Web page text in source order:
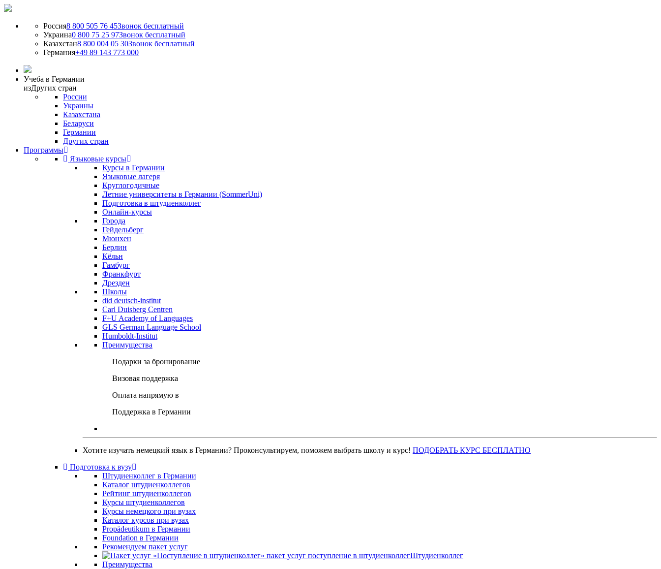
Россия8 800 505 76 45Звонок бесплатный
Украина0 800 75 25 97Звонок бесплатный
Казахстан8 800 004 05 30Звонок бесплатный
Германия+49 89 143 773 000
Учеба в Германии
изДругих стран
России
Украины
Казахстана
Беларуси
Германии
Других стран
Программы
Языковые курсы
Курсы в Германии
Языковые лагеря
Круглогодичные
Летние университеты в Германии (SommerUni)
Подготовка в штудиенколлег
Онлайн-курсы
Города
Гейдельберг
Мюнхен
Берлин
Кёльн
Гамбург
Франкфурт
Дрезден
Школы
did deutsch-institut
Carl Duisberg Centren
F+U Academy of Languages
GLS German Language School
Humboldt-Institut
Преимущества
Подарки за бронирование
Визовая поддержка
Оплата напрямую в
Поддержка в Германии
Хотите изучать немецкий язык в Германии? Проконсультируем, поможем выбрать школу и курс! ПОДОБРАТЬ КУРС БЕСПЛАТНО
Подготовка к вузу
Штудиенколлег в Германии
Каталог штудиенколлегов
Рейтинг штудиенколлегов
Курсы штудиенколлегов
Курсы немецкого при вузах
Каталог курсов при вузах
Propädeutikum в Германии
Foundation в Германии
Рекомендуем пакет услуг
Штудиенколлег
Преимущества